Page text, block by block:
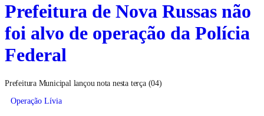
Prefeitura de Nova Russas não
foi alvo de operação da Polícia
Federal
Prefeitura Municipal lançou nota nesta terça (04)
Operação Lívia